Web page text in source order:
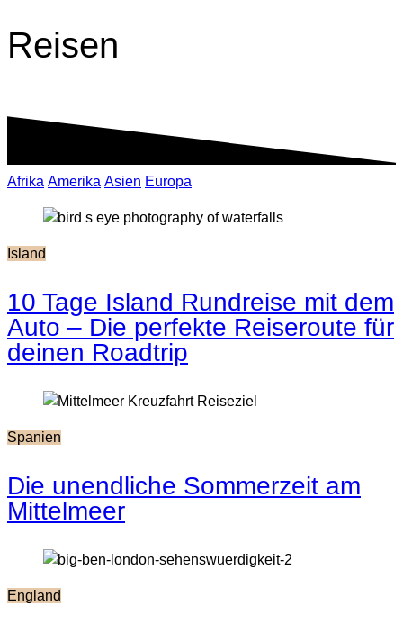
Reisen
Afrika Amerika Asien Europa
Island
10 Tage Island Rundreise mit dem
Auto – Die perfekte Reiseroute für
deinen Roadtrip
Spanien
Die unendliche Sommerzeit am
Mittelmeer
England